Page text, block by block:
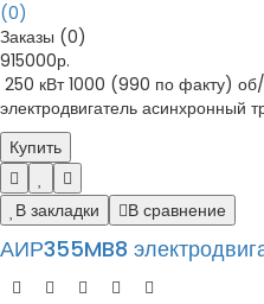
(0)
Заказы (0)
915000р.
250 кВт 1000 (990 по факту)
электродвигатель асинхронный
Купить
В закладки В сравнение
АИР355MB8